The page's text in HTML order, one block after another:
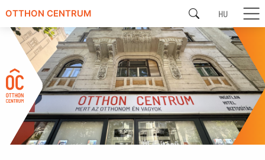
OTTHON CENTRUM HU